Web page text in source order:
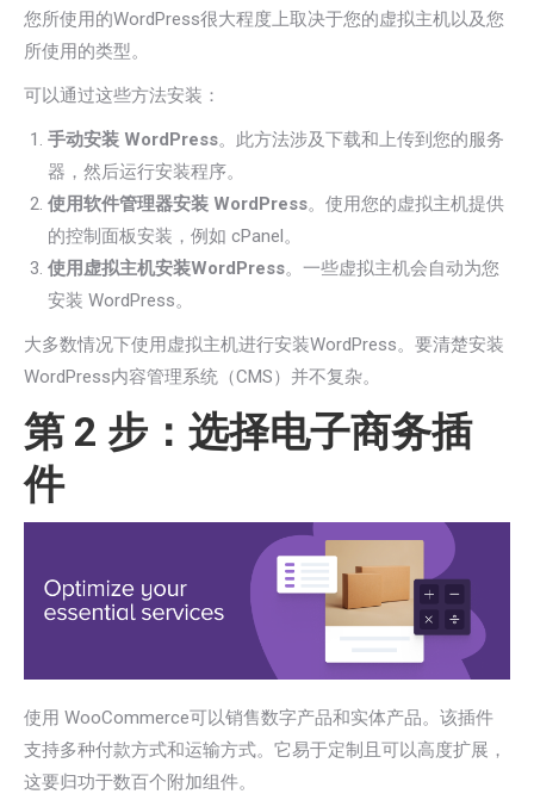
您所使用的WordPress很大程度上取决于您的虚拟主机以及您
所使用的类型。
可以通过这些方法安装：
手动安装 WordPress。此方法涉及下载和上传到您的服务
器，然后运行安装程序。
使用软件管理器安装 WordPress。使用您的虚拟主机提供
的控制面板安装，例如 cPanel。
使用虚拟主机安装WordPress。一些虚拟主机会自动为您
安装 WordPress。
大多数情况下使用虚拟主机进行安装WordPress。要清楚安装
WordPress内容管理系统（CMS）并不复杂。
第 2 步：选择电子商务插
件
使用 WooCommerce可以销售数字产品和实体产品。该插件
支持多种付款方式和运输方式。它易于定制且可以高度扩展，
这要归功于数百个附加组件。